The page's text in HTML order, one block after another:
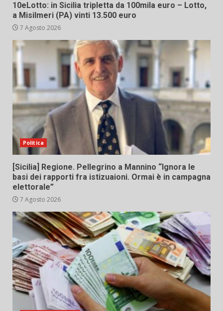
10eLotto: in Sicilia tripletta da 100mila euro – Lotto,
a Misilmeri (PA) vinti 13.500 euro
7 Agosto 2026
Politica
[Sicilia] Regione. Pellegrino a Mannino “Ignora le
basi dei rapporti fra istizuaioni. Ormai è in campagna
elettorale”
7 Agosto 2026